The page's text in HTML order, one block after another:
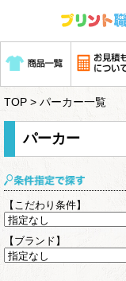
TOP > パーカー一覧
パーカー
【こだわり条件】
【ブランド】